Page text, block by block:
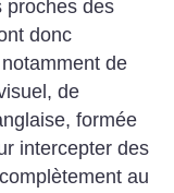
proches des
donc
de
de
formée
intercepter des
au